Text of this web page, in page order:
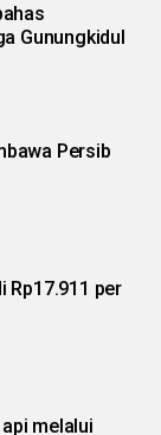
Gunungkidul
Persib
Rp17.911 per
melalui